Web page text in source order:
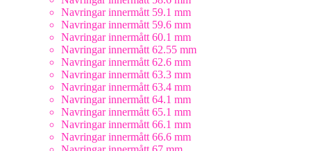
Navringar innermått 59.1 mm
Navringar innermått 59.6 mm
Navringar innermått 60.1 mm
Navringar innermått 62.55 mm
Navringar innermått 62.6 mm
Navringar innermått 63.3 mm
Navringar innermått 63.4 mm
Navringar innermått 64.1 mm
Navringar innermått 65.1 mm
Navringar innermått 66.1 mm
Navringar innermått 66.6 mm